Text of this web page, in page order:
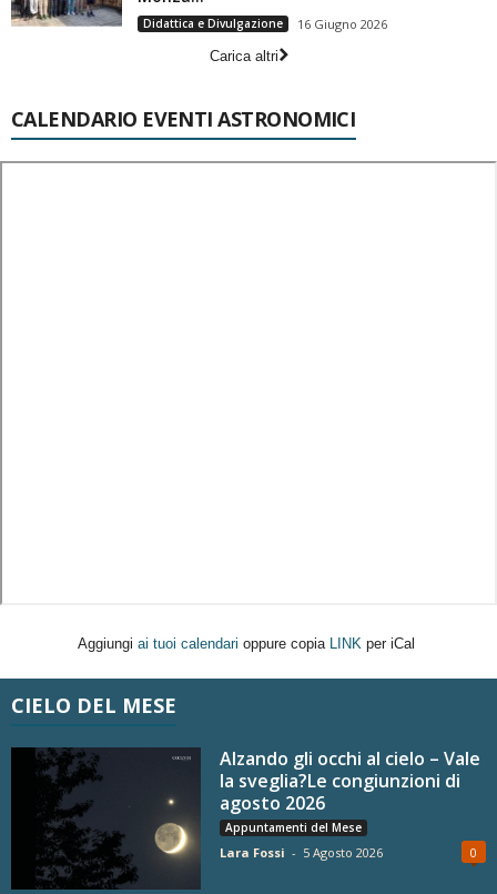
Didattica e Divulgazione
16 Giugno 2026
Carica altri
CALENDARIO EVENTI ASTRONOMICI
Aggiungi ai tuoi calendari oppure copia LINK per iCal
CIELO DEL MESE
Alzando gli occhi al cielo – Vale
la sveglia?Le congiunzioni di
agosto 2026
Appuntamenti del Mese
Lara Fossi - 5 Agosto 2026 0